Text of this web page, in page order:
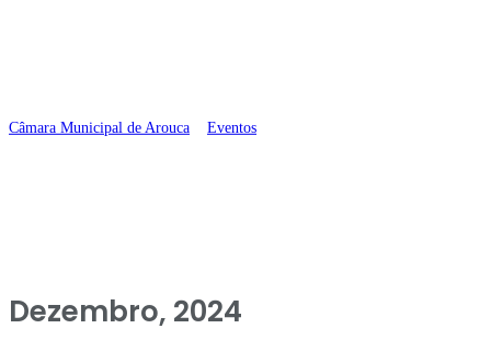
Câmara Municipal de Arouca Eventos
Dezembro, 2024